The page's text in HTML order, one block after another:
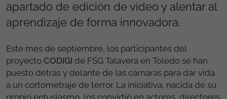
apartado de edición de video y alentar al
aprendizaje de forma innovadora.
Este mes de septiembre, los participantes del
proyecto CODIGI de FSG Talavera en Toledo se han
puesto detrás y delante de las cámaras para dar vida
a un cortometraje de terror. La iniciativa, nacida de su